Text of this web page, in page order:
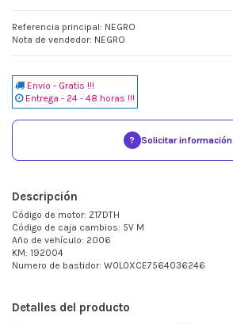
Referencia principal: NEGRO
Nota de vendedor: NEGRO
Envio - Gratis !!!
Entrega - 24 - 48 horas !!!
? Solicitar información
Descripción
Código de motor: Z17DTH
Código de caja cambios: 5V M
Año de vehículo: 2006
KM: 192004
Numero de bastidor: W0L0XCE7564036246
Detalles del producto